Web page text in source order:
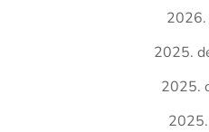
2025.
2025.